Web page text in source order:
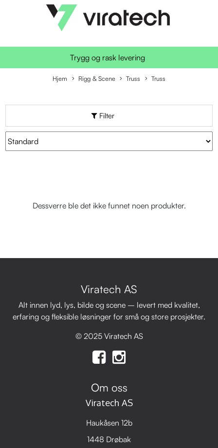
Trygg og rask levering
Hjem Rigg & Scene Truss Truss
Filter
Dessverre ble det ikke funnet noen produkter.
Viratech AS
Alt innen lyd, lys, bilde og scene – levert med kvalitet,
erfaring og fleksible løsninger for små og store prosjekter.
© 2025 Viratech AS
Om oss
Viratech AS
Haukåsen 12b
1448 Drøbak